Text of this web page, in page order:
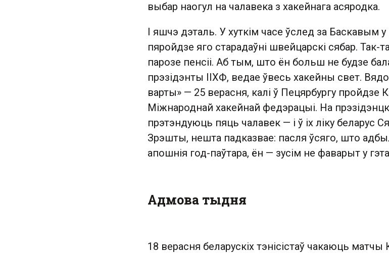
выбар наогул на чалавека з хакейнага асяродка.
І яшчэ дэталь. У хуткім часе ўслед за Баскавым
пяройдзе яго старадаўні швейцарскі сябар. Так-
парозе пенсіі. Аб тым, што ён больш не будзе
прэзідэнты ІІХФ, ведае ўвесь хакейны свет.
варты» — 25 верасня, калі ў Пецярбургу пройдзе
Міжнароднай хакейнай федэрацыі. На
прэтэндуюць пяць чалавек — і ў іх ліку беларус
Зрэшты, нешта падказвае: пасля ўсяго, што
апошнія год-паўтара, ён — зусім не фаварыт у
Адмова тыдня
18 верасня беларускіх тэнісістаў чакаюць матчы